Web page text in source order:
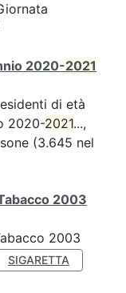
2020-2021
di età
2020-2021...,
(3.645 nel
2003
2003
SIGARETTA